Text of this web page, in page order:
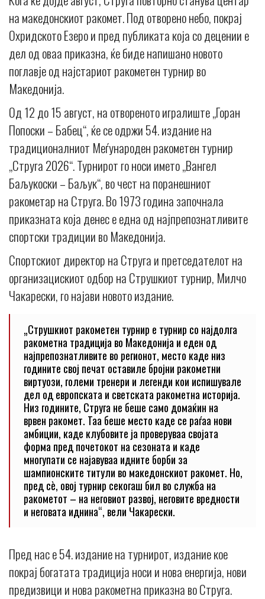
на македонскиот ракомет. Под отворено небо, покрај
Охридското Езеро и пред публиката која со децении е
дел од оваа приказна, ќе биде напишано новото
поглавје од најстариот ракометен турнир во
Македонија.
Од 12 до 15 август, на отвореното игралиште „Горан
Попоски – Бабец“, ќе се одржи 54. издание на
традиционалниот Меѓународен ракометен турнир
„Струга 2026“. Турнирот го носи името „Вангел
Баљукоски – Баљук“, во чест на поранешниот
ракометар на Струга. Во 1973 година започнала
приказната која денес е една од најпрепознатливите
спортски традиции во Македонија.
Спортскиот директор на Струга и претседателот на
организацискиот одбор на Струшкиот турнир, Милчо
Чакарески, го најави новото издание.
„Струшкиот ракометен турнир е турнир со најдолга
ракометна традиција во Македонија и еден од
најпрепознатливите во регионот, место каде низ
годините свој печат оставиле бројни ракометни
виртуози, големи тренери и легенди кои испишувале
дел од европската и светската ракометна историја.
Низ годините, Струга не беше само домаќин на
врвен ракомет. Таа беше место каде се раѓаа нови
амбиции, каде клубовите ја проверуваа својата
форма пред почетокот на сезоната и каде
многупати се најавуваа идните борби за
шампионските титули во македонскиот ракомет. Но,
пред сè, овој турнир секогаш бил во служба на
ракометот – на неговиот развој, неговите вредности
и неговата иднина“, вели Чакарески.
Пред нас е 54. издание на турнирот, издание кое
покрај богатата традиција носи и нова енергија, нови
предизвици и нова ракометна приказна во Струга.